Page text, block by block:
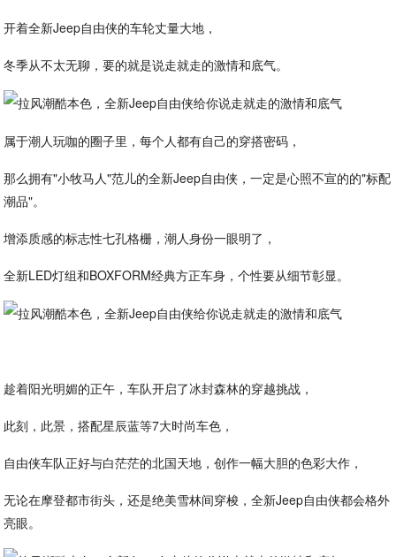
开着全新Jeep自由侠的车轮丈量大地，
冬季从不太无聊，要的就是说走就走的激情和底气。
属于潮人玩咖的圈子里，每个人都有自己的穿搭密码，
那么拥有"小牧马人"范儿的全新Jeep自由侠，一定是心照不宣的的"标配
潮品"。
增添质感的标志性七孔格栅，潮人身份一眼明了，
全新LED灯组和BOXFORM经典方正车身，个性要从细节彰显。
趁着阳光明媚的正午，车队开启了冰封森林的穿越挑战，
此刻，此景，搭配星辰蓝等7大时尚车色，
自由侠车队正好与白茫茫的北国天地，创作一幅大胆的色彩大作，
无论在摩登都市街头，还是绝美雪林间穿梭，全新Jeep自由侠都会格外
亮眼。